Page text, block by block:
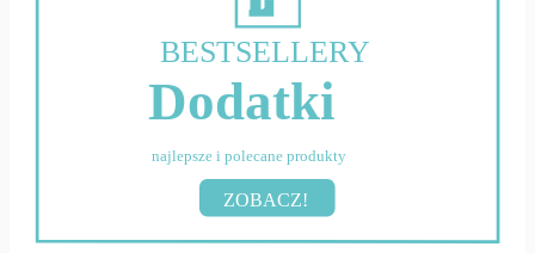
BESTSELLERY
Dodatki
najlepsze i polecane produkty
ZOBACZ!